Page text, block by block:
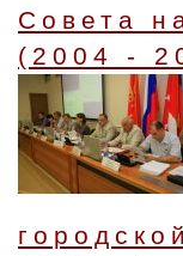
Совета
(2004 -